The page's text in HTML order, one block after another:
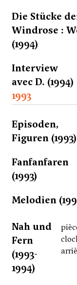
Die Stücke
Windrose :
(1994)
Interview
avec D. (1994)
1993
Episoden,
Figuren (1993)
Fanfanfaren
(1993)
Melodien
Nah und
Fern
(1993-
1994)